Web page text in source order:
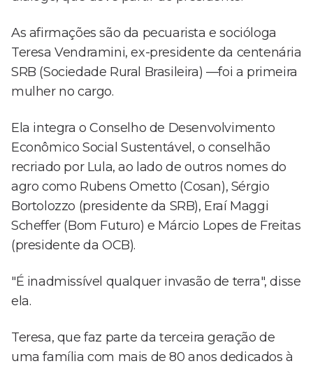
As afirmações são da pecuarista e socióloga
Teresa Vendramini, ex-presidente da centenária
SRB (Sociedade Rural Brasileira) —foi a primeira
mulher no cargo.
Ela integra o Conselho de Desenvolvimento
Econômico Social Sustentável, o conselhão
recriado por Lula, ao lado de outros nomes do
agro como Rubens Ometto (Cosan), Sérgio
Bortolozzo (presidente da SRB), Eraí Maggi
Scheffer (Bom Futuro) e Márcio Lopes de Freitas
(presidente da OCB).
"É inadmissível qualquer invasão de terra", disse
ela.
Teresa, que faz parte da terceira geração de
uma família com mais de 80 anos dedicados à